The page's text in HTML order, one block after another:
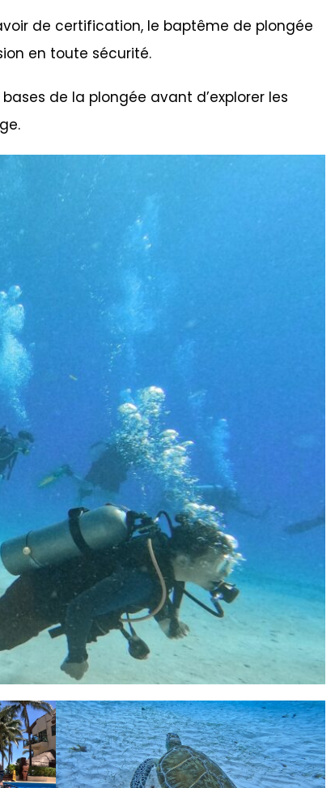
de certification, le baptême de plongée
en toute sécurité.
de la plongée avant d’explorer les